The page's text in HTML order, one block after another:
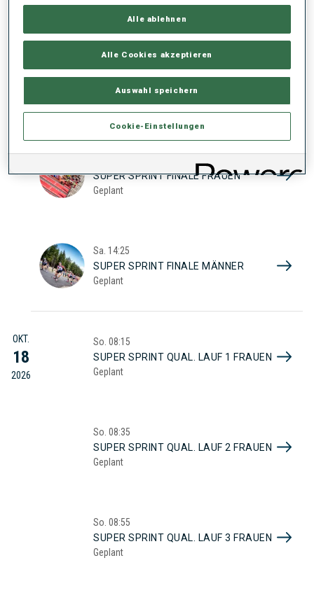
Sa.10:20
SUPER SPRINT QUAL. MÄNNER
SUPER SPRINT FINALE FRAUEN
Geplant
Sa. 14:25
SUPER SPRINT FINALE MÄNNER
Geplant
OKT.
18
2026
So. 08:15
SUPER SPRINT QUAL. LAUF 1 FRAUEN
Geplant
So. 08:35
SUPER SPRINT QUAL. LAUF 2 FRAUEN
Geplant
So. 08:55
SUPER SPRINT QUAL. LAUF 3 FRAUEN
Geplant
Alle ablehnen
Alle Cookies akzeptieren
Auswahl speichern
Cookie-Einstellungen